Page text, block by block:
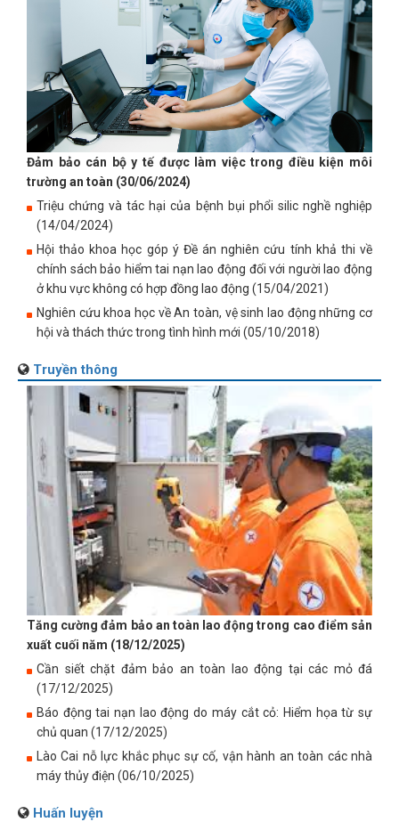
Đảm bảo cán bộ y tế được làm việc trong điều kiện môi
trường an toàn (30/06/2024)
Triệu chứng và tác hại của bệnh bụi phổi silic nghề nghiệp
(14/04/2024)
Hội thảo khoa học góp ý Đề án nghiên cứu tính khả thi về
chính sách bảo hiểm tai nạn lao động đối với người lao động
ở khu vực không có hợp đồng lao động (15/04/2021)
Nghiên cứu khoa học về An toàn, vệ sinh lao động những cơ
hội và thách thức trong tình hình mới (05/10/2018)
Truyền thông
Tăng cường đảm bảo an toàn lao động trong cao điểm sản
xuất cuối năm (18/12/2025)
Cần siết chặt đảm bảo an toàn lao động tại các mỏ đá
(17/12/2025)
Báo động tai nạn lao động do máy cắt cỏ: Hiểm họa từ sự
chủ quan (17/12/2025)
Lào Cai nỗ lực khắc phục sự cố, vận hành an toàn các nhà
máy thủy điện (06/10/2025)
Huấn luyện